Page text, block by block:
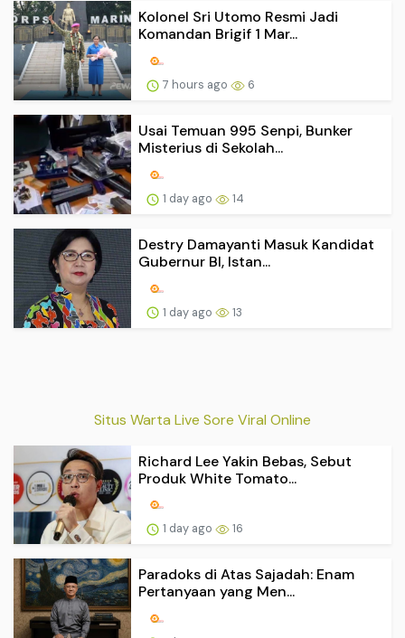
Kolonel Sri Utomo Resmi Jadi
Komandan Brigif 1 Mar...
7 hours ago 6
Usai Temuan 995 Senpi, Bunker
Misterius di Sekolah...
1 day ago 14
Destry Damayanti Masuk Kandidat
Gubernur BI, Istan...
1 day ago 13
Situs Warta Live Sore Viral Online
Richard Lee Yakin Bebas, Sebut
Produk White Tomato...
1 day ago 16
Paradoks di Atas Sajadah: Enam
Pertanyaan yang Men...